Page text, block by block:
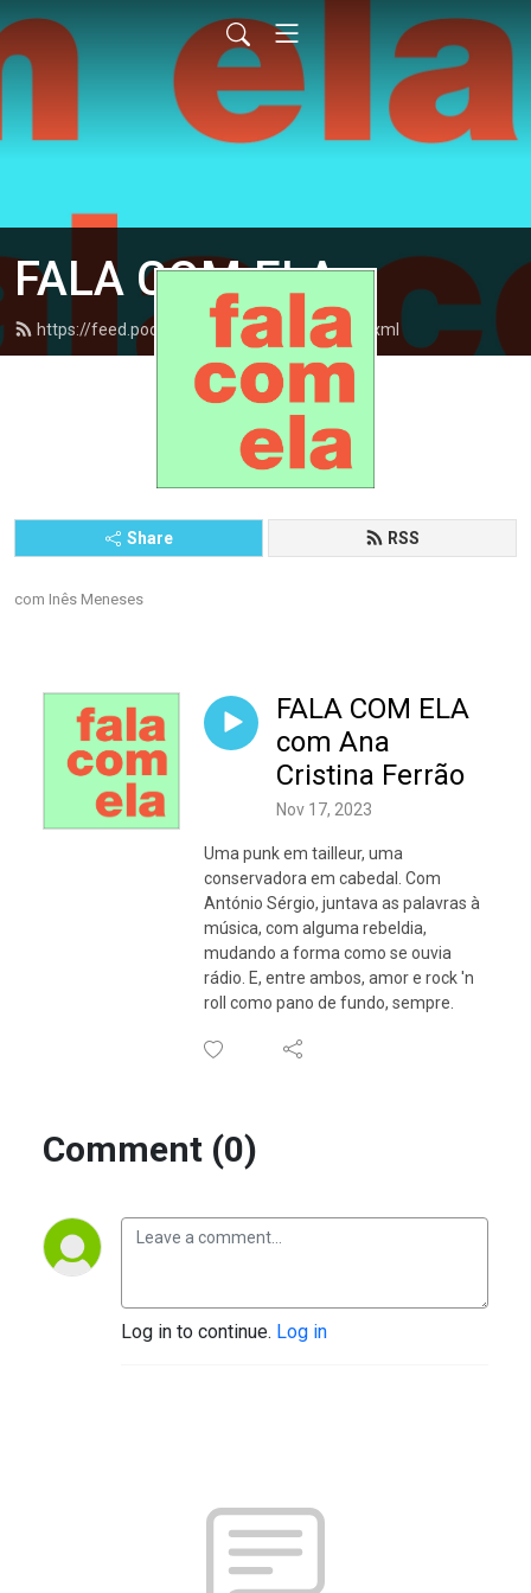
FALA COM ELA
https://feed.podbean.com/falacomela/feed.xml
Share RSS
com Inês Meneses
FALA COM ELA
com Ana
Cristina Ferrão
Nov 17, 2023
Uma punk em tailleur, uma
conservadora em cabedal. Com
António Sérgio, juntava as palavras à
música, com alguma rebeldia,
mudando a forma como se ouvia
rádio. E, entre ambos, amor e rock 'n
roll como pano de fundo, sempre.
Comment (0)
Log in to continue. Log in